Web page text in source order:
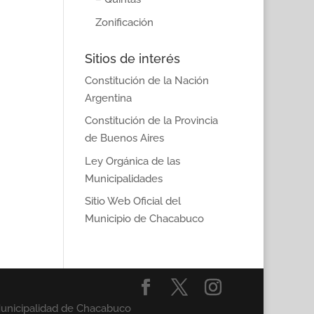
Zonificación
Sitios de interés
Constitución de la Nación
Argentina
Constitución de la Provincia
de Buenos Aires
Ley Orgánica de las
Municipalidades
Sitio Web Oficial del
Municipio de Chacabuco
de Chacabuco